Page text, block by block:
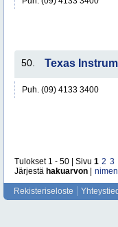
50. Texas
Puh. (09) 4133 3400
Tulokset 1 - 50 | Sivu 1 2 3
Järjestä hakuarvon nimen
Rekisteriseloste